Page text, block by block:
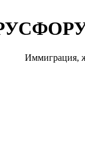
Иммиграция,